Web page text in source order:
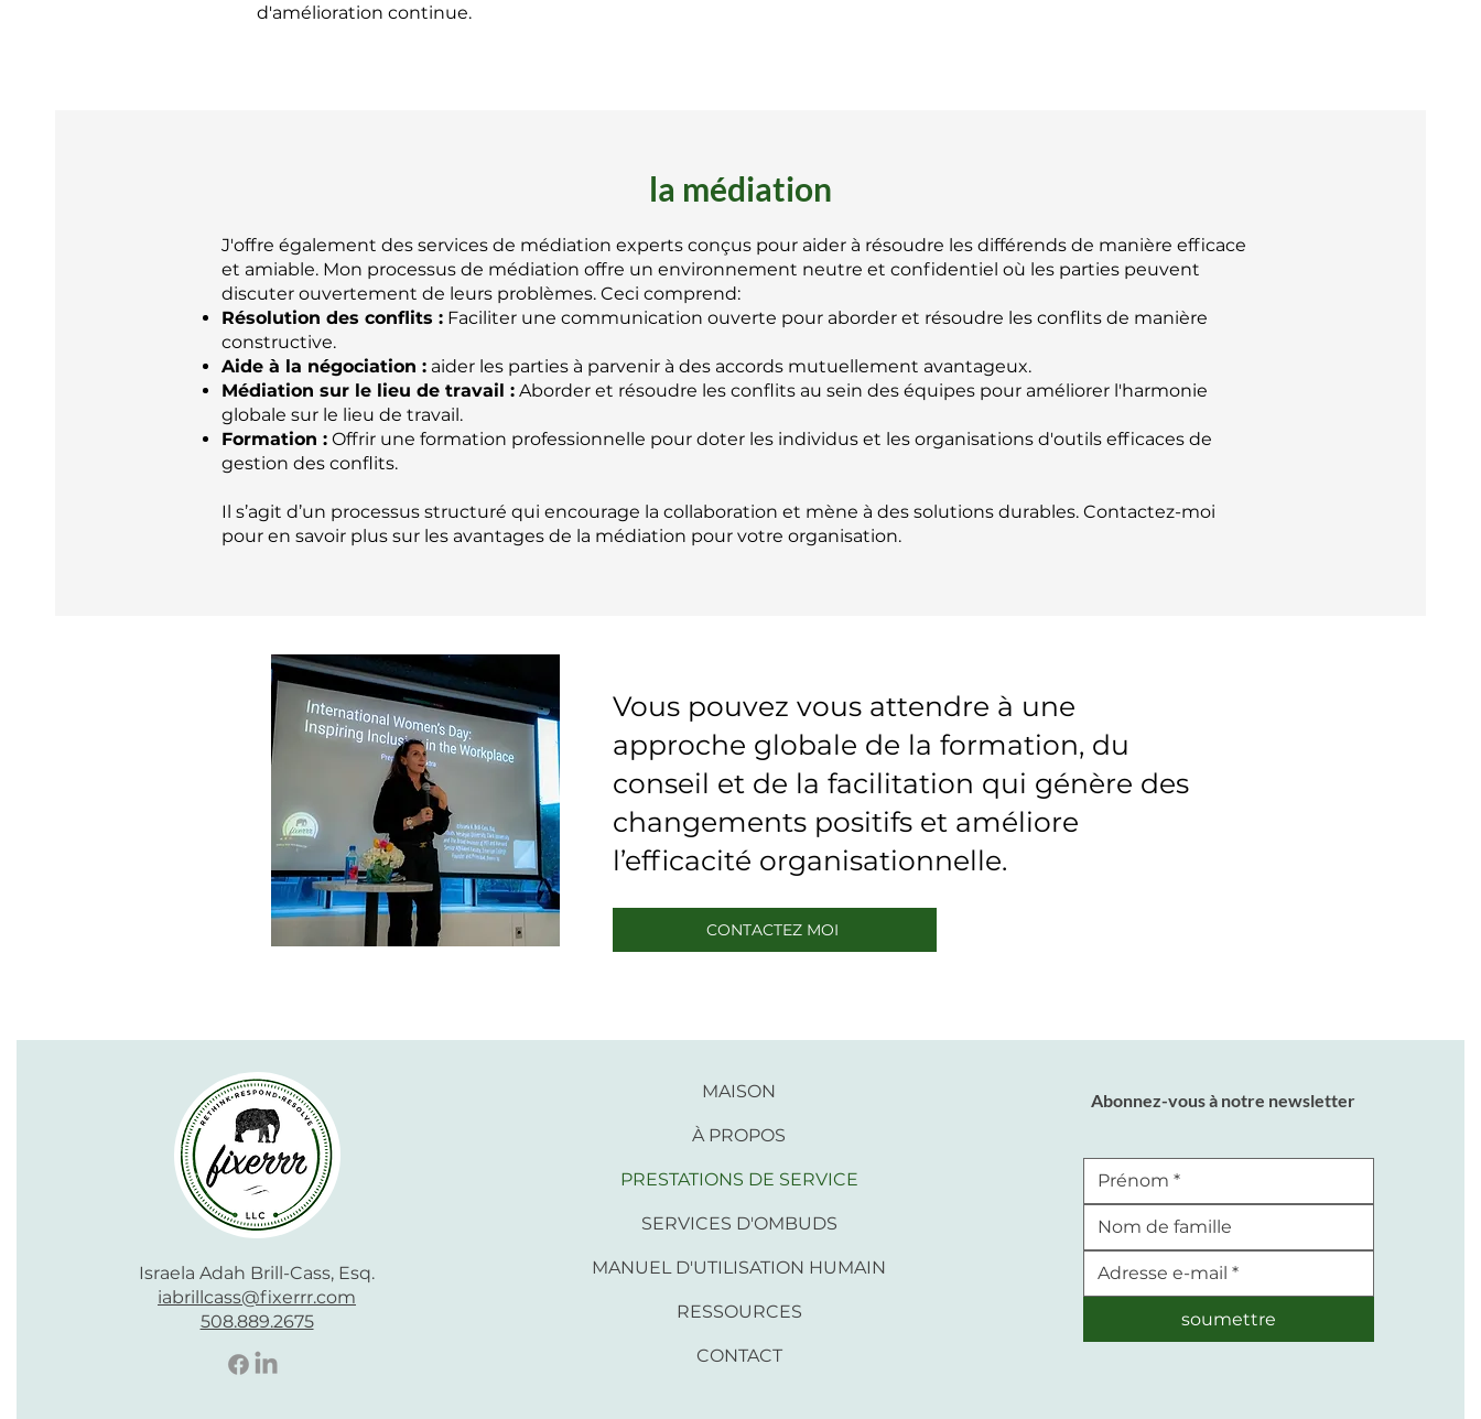
d'amélioration continue.
la médiation
J'offre également des services de médiation experts conçus pour aider à résoudre les différends de manière efficace
et amiable. Mon processus de médiation offre un environnement neutre et confidentiel où les parties peuvent
discuter ouvertement de leurs problèmes. Ceci comprend:
Résolution des conflits : Faciliter une communication ouverte pour aborder et résoudre les conflits de manière
constructive.
Aide à la négociation : aider les parties à parvenir à des accords mutuellement avantageux.
Médiation sur le lieu de travail : Aborder et résoudre les conflits au sein des équipes pour améliorer l'harmonie
globale sur le lieu de travail.
Formation : Offrir une formation professionnelle pour doter les individus et les organisations d'outils efficaces de
gestion des conflits.
Il s’agit d’un processus structuré qui encourage la collaboration et mène à des solutions durables. Contactez-moi
pour en savoir plus sur les avantages de la médiation pour votre organisation.
Vous pouvez vous attendre à une
approche globale de la formation, du
conseil et de la facilitation qui génère des
changements positifs et améliore
l’efficacité organisationnelle.
CONTACTEZ MOI
Israela Adah Brill-Cass, Esq.
iabrillcass@fixerrr.com
508.889.2675
MAISON
À PROPOS
PRESTATIONS DE SERVICE
SERVICES D'OMBUDS
MANUEL D'UTILISATION HUMAIN
RESSOURCES
CONTACT
Abonnez-vous à notre newsletter
soumettre